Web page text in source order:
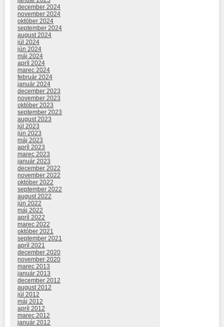
december 2024
november 2024
október 2024
september 2024
august 2024
júl 2024
jún 2024
máj 2024
apríl 2024
marec 2024
február 2024
január 2024
december 2023
november 2023
október 2023
september 2023
august 2023
júl 2023
jún 2023
máj 2023
apríl 2023
marec 2023
január 2023
december 2022
november 2022
október 2022
september 2022
august 2022
jún 2022
máj 2022
apríl 2022
marec 2022
október 2021
september 2021
apríl 2021
december 2020
november 2020
marec 2013
január 2013
december 2012
august 2012
júl 2012
máj 2012
apríl 2012
marec 2012
január 2012